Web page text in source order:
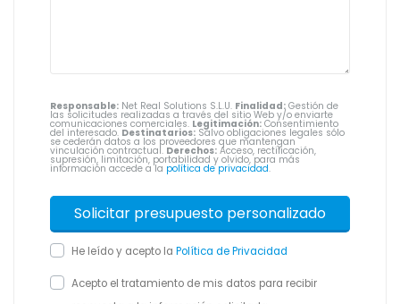
Responsable: Net Real Solutions S.L.U. Finalidad: Gestión de
las solicitudes realizadas a través del sitio Web y/o enviarte
comunicaciones comerciales. Legitimación: Consentimiento
del interesado. Destinatarios: Salvo obligaciones legales sólo
se cederán datos a los proveedores que mantengan
vinculación contractual. Derechos: Acceso, rectificación,
supresión, limitación, portabilidad y olvido, para más
información accede a la política de privacidad.
He leído y acepto la Política de Privacidad
Acepto el tratamiento de mis datos para recibir